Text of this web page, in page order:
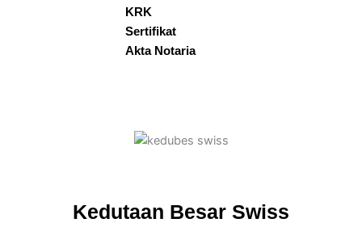
KRK
Sertifikat
Akta Notaria
Kedutaan Besar Swiss